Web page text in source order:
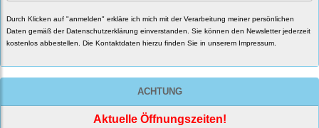
Durch Klicken auf "anmelden" erkläre ich mich mit der Verarbeitung meiner persönlichen
Daten gemäß der Datenschutzerklärung einverstanden. Sie können den Newsletter jederzeit
kostenlos abbestellen. Die Kontaktdaten hierzu finden Sie in unserem Impressum.
ACHTUNG
Aktuelle Öffnungszeiten!